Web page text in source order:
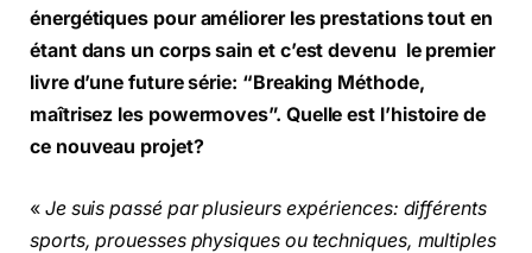
énergétiques pour améliorer les prestations tout en
étant dans un corps sain et c’est devenu le premier
livre d’une future série: “Breaking Méthode,
maîtrisez les powermoves”. Quelle est l’histoire de
ce nouveau projet?
« Je suis passé par plusieurs expériences: différents
sports, prouesses physiques ou techniques, multiples